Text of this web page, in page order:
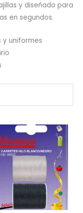
y diseñado para
en segundos.
y uniformes